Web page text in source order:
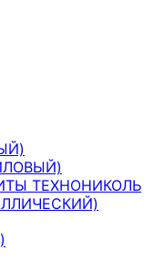
ТЕХНОНИКОЛЬ